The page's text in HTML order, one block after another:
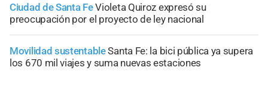
Ciudad de Santa FeVioleta Quiroz expresó su
preocupación por el proyecto de ley nacional
Movilidad sustentableSanta Fe: la bici pública ya supera
los 670 mil viajes y suma nuevas estaciones